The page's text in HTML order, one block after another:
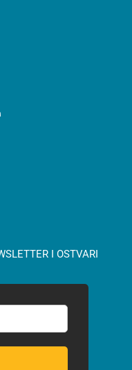
I OSTVARI